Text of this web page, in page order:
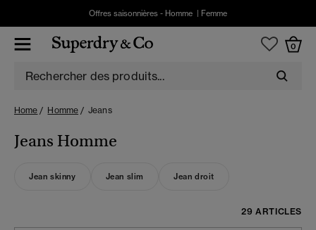
Offres saisonnières - Homme Femme
0
Home Homme Jeans
Jeans Homme
Jean skinny Jean slim Jean droit
29 ARTICLES